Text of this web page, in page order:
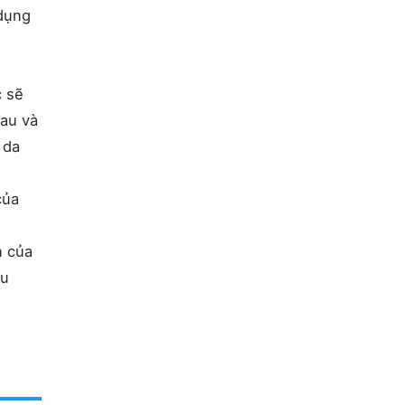
sẽ
và
của